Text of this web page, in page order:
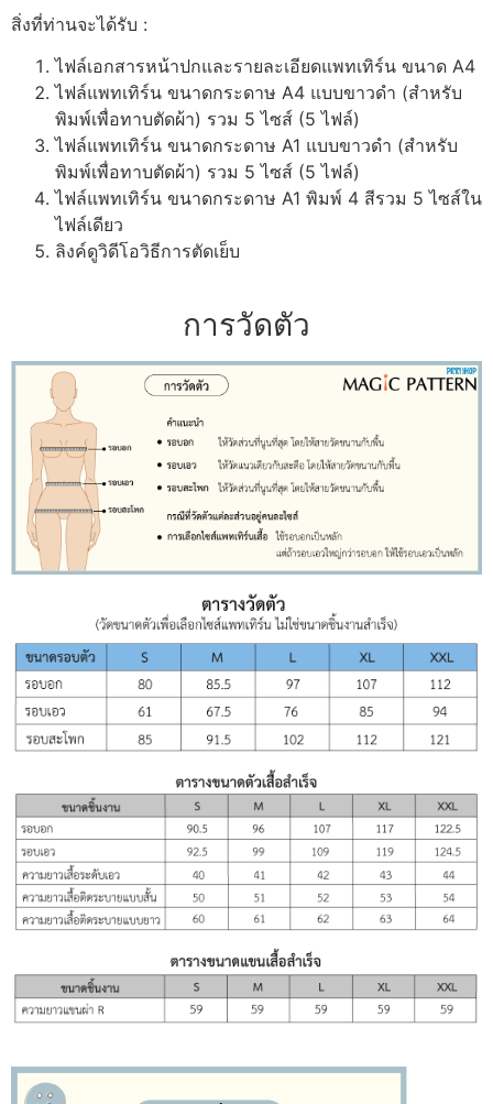
สิ่งที่ท่านจะได้รับ :
ไฟล์เอกสารหน้าปกและรายละเอียดแพทเทิร์น ขนาด A4
ไฟล์แพทเทิร์น ขนาดกระดาษ A4 แบบขาวดำ (สำหรับ
พิมพ์เพื่อทาบตัดผ้า) รวม 5 ไซส์ (5 ไฟล์)
ไฟล์แพทเทิร์น ขนาดกระดาษ A1 แบบขาวดำ (สำหรับ
พิมพ์เพื่อทาบตัดผ้า) รวม 5 ไซส์ (5 ไฟล์)
ไฟล์แพทเทิร์น ขนาดกระดาษ A1 พิมพ์ 4 สีรวม 5 ไซส์ใน
ไฟล์เดียว
ลิงค์ดูวิดีโอวิธีการตัดเย็บ
การวัดตัว